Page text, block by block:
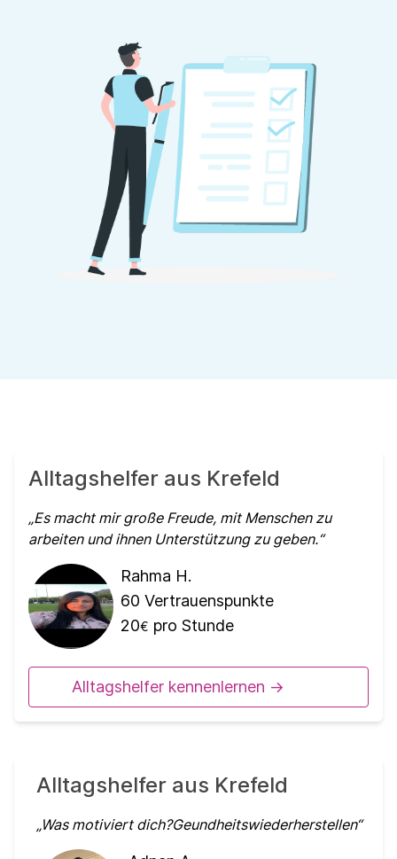
Alltagshelfer aus Krefeld
Es macht mir große Freude, mit Menschen zu
arbeiten und ihnen Unterstützung zu geben.
Rahma H.
60 Vertrauenspunkte
20€ pro Stunde
Alltagshelfer kennenlernen ->
Alltagshelfer aus Krefeld
Was motiviert dich?Geundheitswiederherstellen